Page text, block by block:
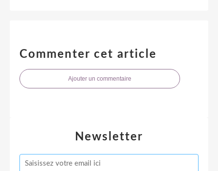
Commenter cet article
Ajouter un commentaire
Newsletter